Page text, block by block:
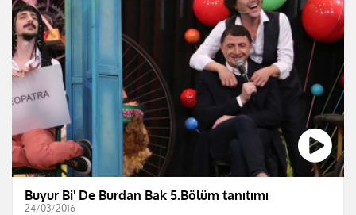
Buyur Bi' De Burdan Bak 5.Bölüm tanıtımı
24/03/2016